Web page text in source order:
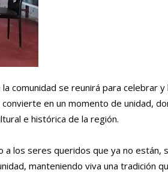
comunidad se reunirá para celebrar y
en un momento de unidad,
e histórica de la región.
a los seres queridos que ya no están,
manteniendo viva una tradición